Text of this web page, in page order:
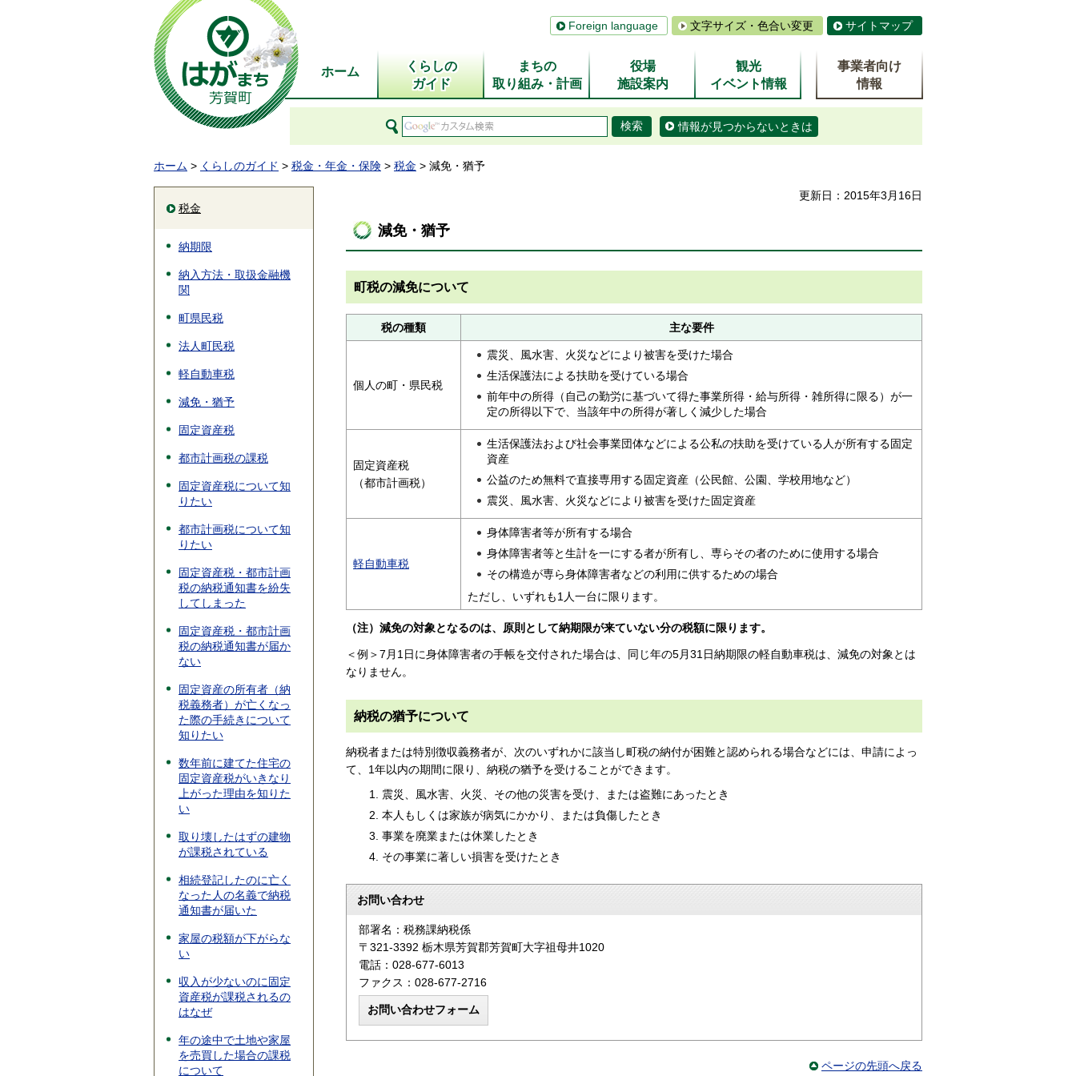
Foreign language 文字サイズ・色合い変更 サイトマップ
ホーム
くらしの
ガイド
まちの
取り組み・計画
役場
施設案内
観光
イベント情報
事業者向け
情報
情報が見つからないときは
ホーム > くらしのガイド > 税金・年金・保険 > 税金 > 減免・猶予
税金
納期限
納入方法・取扱金融機
関
町県民税
法人町民税
軽自動車税
減免・猶予
固定資産税
都市計画税の課税
固定資産税について知
りたい
都市計画税について知
りたい
固定資産税・都市計画
税の納税通知書を紛失
してしまった
固定資産税・都市計画
税の納税通知書が届か
ない
固定資産の所有者（納
税義務者）が亡くなっ
た際の手続きについて
知りたい
数年前に建てた住宅の
固定資産税がいきなり
上がった理由を知りた
い
取り壊したはずの建物
が課税されている
相続登記したのに亡く
なった人の名義で納税
通知書が届いた
家屋の税額が下がらな
い
収入が少ないのに固定
資産税が課税されるの
はなぜ
年の途中で土地や家屋
を売買した場合の課税
について
更新日：2015年3月16日
減免・猶予
町税の減免について
税の種類 主な要件
個人の町・県民税
震災、風水害、火災などにより被害を受けた場合
生活保護法による扶助を受けている場合
前年中の所得（自己の勤労に基づいて得た事業所得・給与所得・雑所得に限る）が一
定の所得以下で、当該年中の所得が著しく減少した場合
固定資産税
（都市計画税）
生活保護法および社会事業団体などによる公私の扶助を受けている人が所有する固定
資産
公益のため無料で直接専用する固定資産（公民館、公園、学校用地など）
震災、風水害、火災などにより被害を受けた固定資産
軽自動車税
身体障害者等が所有する場合
身体障害者等と生計を一にする者が所有し、専らその者のために使用する場合
その構造が専ら身体障害者などの利用に供するための場合
ただし、いずれも1人一台に限ります。
（注）減免の対象となるのは、原則として納期限が来ていない分の税額に限ります。
＜例＞7月1日に身体障害者の手帳を交付された場合は、同じ年の5月31日納期限の軽自動車税は、減免の対象とは
なりません。
納税の猶予について
納税者または特別徴収義務者が、次のいずれかに該当し町税の納付が困難と認められる場合などには、申請によっ
て、1年以内の期間に限り、納税の猶予を受けることができます。
震災、風水害、火災、その他の災害を受け、または盗難にあったとき
本人もしくは家族が病気にかかり、または負傷したとき
事業を廃業または休業したとき
その事業に著しい損害を受けたとき
お問い合わせ
部署名：税務課納税係
〒321-3392 栃木県芳賀郡芳賀町大字祖母井1020
電話：028-677-6013
ファクス：028-677-2716
ページの先頭へ戻る